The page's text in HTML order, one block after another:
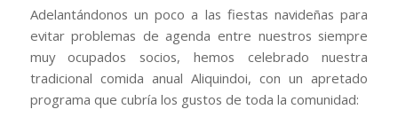
Adelantándonos un poco a las fiestas navideñas para
evitar problemas de agenda entre nuestros siempre
muy ocupados socios, hemos celebrado nuestra
tradicional comida anual Aliquindoi, con un apretado
programa que cubría los gustos de toda la comunidad: